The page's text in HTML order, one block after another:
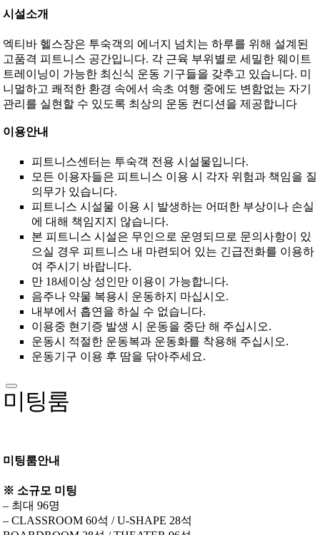
시설소개
엑티바 헬스장은 투숙객의 에너지 넘치는 하루를 위해 설계된
고품격 피트니스 공간입니다. 각 근육 부위별로 세밀한 웨이트
트레이닝이 가능한 최신식 운동 기구들을 갖추고 있습니다. 미
니멀하고 쾌적한 환경 속에서 속초 여행 중에도 변함없는 자기
관리를 실현할 수 있도록 최상의 운동 컨디션을 제공합니다
이용안내
피트니스센터는 투숙객 전용 시설물입니다.
모든 이용자들은 피트니스 이용 시 각자 위험과 책임을 질
의무가 있습니다.
피트니스 시설물 이용 시 발생하는 어떠한 부상이나 손실
에 대해 책임지지 않습니다.
본 피트니스 시설은 무인으로 운영되므로 문의사항이 있
으실 경우 피트니스 내 마련되어 있는 긴급전화를 이용하
여 주시기 바랍니다.
만 18세이상 성인만 이용이 가능합니다.
음주나 약물 복용시 운동하지 마십시오.
내부에서 흡연을 하실 수 없습니다.
이용중 현기증 발생 시 운동을 중단 해 주십시오.
운동시 적절한 운동복과 운동화를 착용해 주십시오.
운동기구 이용 후 땀을 닦아주세요.
미팅룸
미팅룸안내
※ 소규모 미팅
– 최대 96명
– CLASSROOM 60석 / U-SHAPE 28석